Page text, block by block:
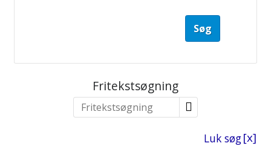
Søg
Fritekstsøgning
Luk søg